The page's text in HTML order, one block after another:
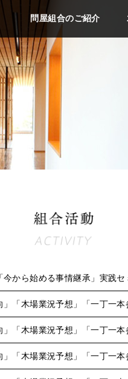
問屋組合のご紹介
から始める事情継承」実践セ
「木場業況予想」「一丁一
「木場業況予想」「一丁一
「木場業況予想」「一丁一